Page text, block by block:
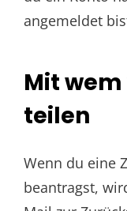
angemeldet
Mit
teilen
Wenn du eine
beantragst,